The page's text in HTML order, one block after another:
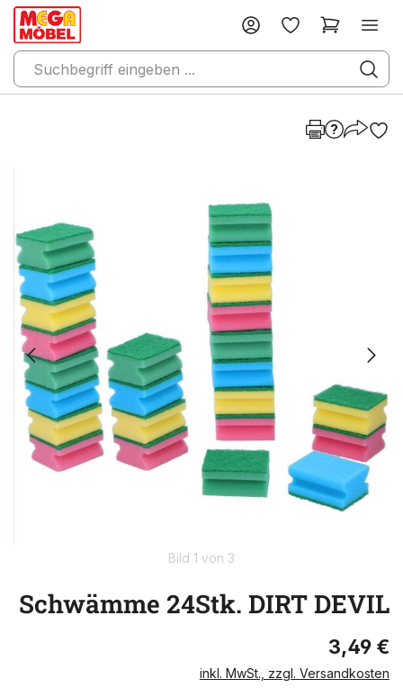
Bild 1 von 3
Schwämme 24Stk. DIRT DEVIL
3,49 €
inkl. MwSt., zzgl. Versandkosten